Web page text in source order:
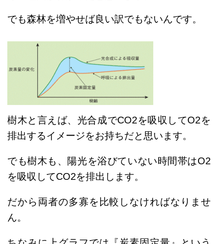
でも森林を増やせば良い訳でもないんです。
樹木と言えば、光合成でCO2を吸収してO2を
排出するイメージをお持ちだと思います。
でも樹木も、陽光を浴びていない時間帯はO2
を吸収してCO2を排出します。
だから両者の多寡を比較しなければなりませ
ん。